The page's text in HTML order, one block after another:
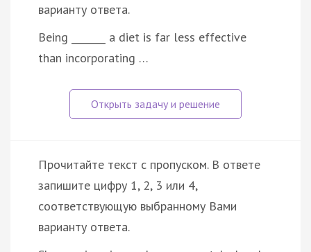
варианту ответа.
Being _______ a diet is far less effective
than incorporating …
Прочитайте текст с пропуском. В ответе
запишите цифру 1, 2, 3 или 4,
соответствующую выбранному Вами
варианту ответа.